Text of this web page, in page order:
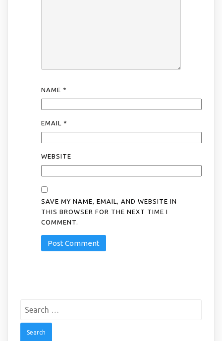
NAME *
EMAIL *
WEBSITE
SAVE MY NAME, EMAIL, AND WEBSITE IN
THIS BROWSER FOR THE NEXT TIME I
COMMENT.